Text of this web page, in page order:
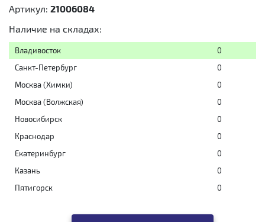
Артикул: 21006084
Наличие на складах:
Владивосток
0
Санкт-Петербург
0
Москва (Химки)
0
Москва (Волжская)
0
Новосибирск
0
Краснодар
0
Екатеринбург
0
Казань
0
Пятигорск
0